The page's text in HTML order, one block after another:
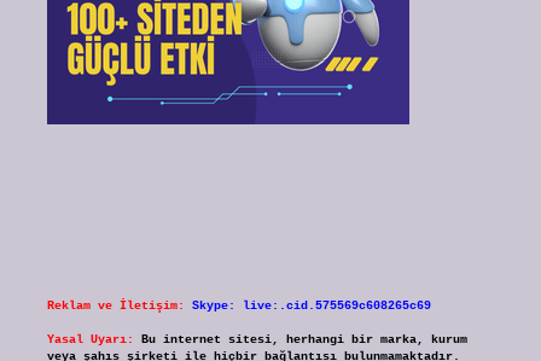
Reklam ve İletişim: Skype: live:.cid.575569c608265c69
Yasal Uyarı:
Bu internet sitesi, herhangi bir marka, kurum
veya şahıs şirketi ile hiçbir bağlantısı bulunmamaktadır.